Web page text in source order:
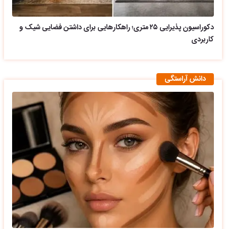
دکوراسیون پذیرایی ۲۵ متری؛ راهکارهایی برای داشتن فضایی شیک و
کاربردی
دانش آراستگی